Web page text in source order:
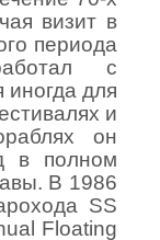
визит в
периода
с
для
и
он
в полном
В 1986
SS
Floating